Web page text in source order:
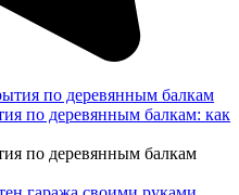
по деревянным балкам: как
по деревянным балкам